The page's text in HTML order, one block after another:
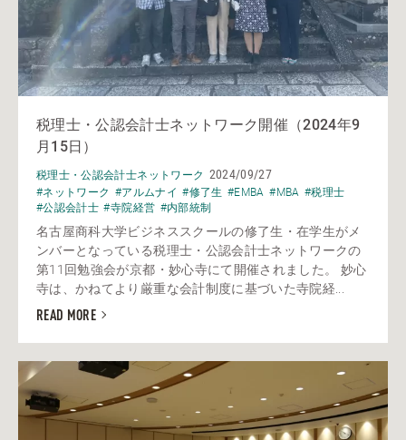
税理士・公認会計士ネットワーク開催（2024年9
月15日）
税理士・公認会計士ネットワーク 2024/09/27
#ネットワーク #アルムナイ #修了生 #EMBA #MBA #税理士
#公認会計士 #寺院経営 #内部統制
名古屋商科大学ビジネススクールの修了生・在学生がメ
ンバーとなっている税理士・公認会計士ネットワークの
第11回勉強会が京都・妙心寺にて開催されました。 妙心
寺は、かねてより厳重な会計制度に基づいた寺院経...
READ MORE